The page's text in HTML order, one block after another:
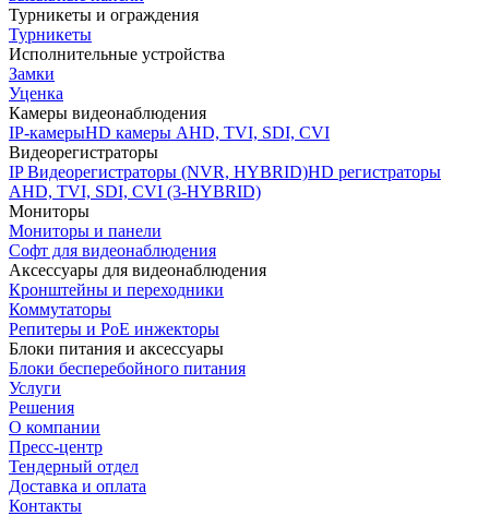
Турникеты и ограждения
Турникеты
Исполнительные устройства
Замки
Уценка
Камеры видеонаблюдения
IP-камерыHD камеры AHD, TVI, SDI, CVI
Видеорегистраторы
IP Видеорегистраторы (NVR, HYBRID)HD регистраторы
AHD, TVI, SDI, CVI (3-HYBRID)
Мониторы
Мониторы и панели
Софт для видеонаблюдения
Аксессуары для видеонаблюдения
Кронштейны и переходники
Коммутаторы
Репитеры и PoE инжекторы
Блоки питания и аксессуары
Блоки бесперебойного питания
Услуги
Решения
О компании
Пресс-центр
Тендерный отдел
Доставка и оплата
Контакты